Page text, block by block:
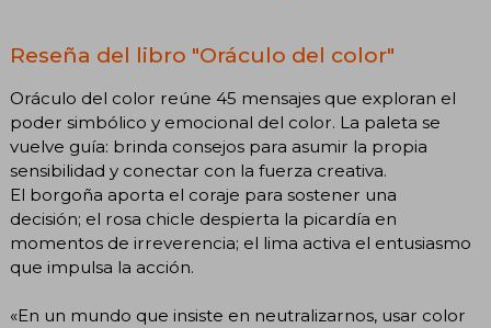
Reseña del libro "Oráculo del color"
Oráculo del color reúne 45 mensajes que exploran el
poder simbólico y emocional del color. La paleta se
vuelve guía: brinda consejos para asumir la propia
sensibilidad y conectar con la fuerza creativa.
El borgoña aporta el coraje para sostener una
decisión; el rosa chicle despierta la picardía en
momentos de irreverencia; el lima activa el entusiasmo
que impulsa la acción.
«En un mundo que insiste en neutralizarnos, usar color